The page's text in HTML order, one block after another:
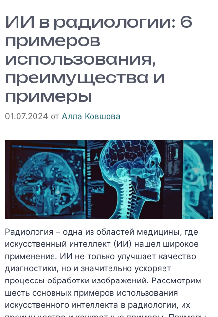
ИИ в радиологии: 6
примеров
использования,
преимущества и
примеры
01.07.2024 от Алла Ковшова
Радиология – одна из областей медицины, где
искусственный интеллект (ИИ) нашел широкое
применение. ИИ не только улучшает качество
диагностики, но и значительно ускоряет
процессы обработки изображений. Рассмотрим
шесть основных примеров использования
искусственного интеллекта в радиологии, их